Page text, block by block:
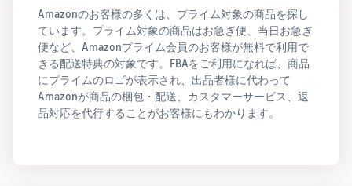
Amazonのお客様の多くは、プライム対象の商品を探し
ています。プライム対象の商品はお急ぎ便、当日お急ぎ
便など、Amazonプライム会員のお客様が無料で利用で
きる配送特典の対象です。FBAをご利用になれば、商品
にプライムのロゴが表示され、出品者様に代わって
Amazonが商品の梱包・配送、カスタマーサービス、返
品対応を代行することがお客様にもわかります。